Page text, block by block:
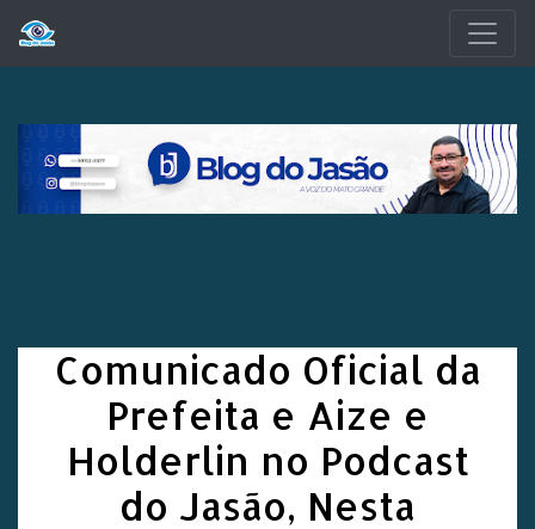
Comunicado Oficial da
Prefeita e Aize e
Holderlin no Podcast
do Jasão, Nesta